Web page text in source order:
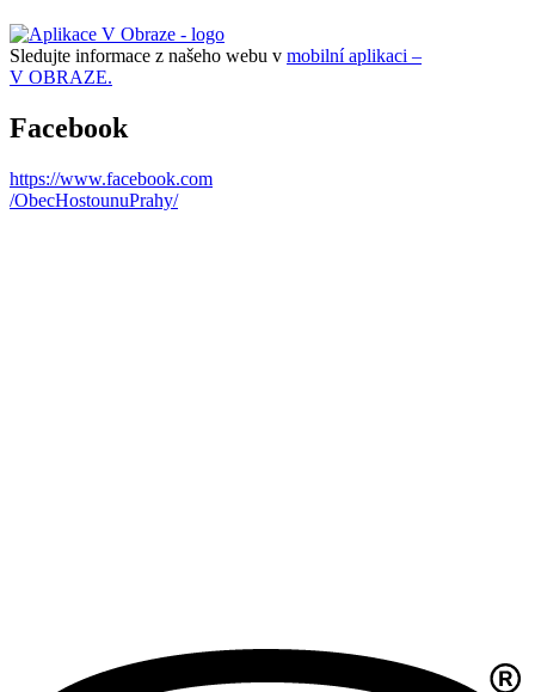
Sledujte informace z našeho webu v mobilní aplikaci –
V OBRAZE.
Facebook
https://www.facebook.com
/ObecHostounuPrahy/